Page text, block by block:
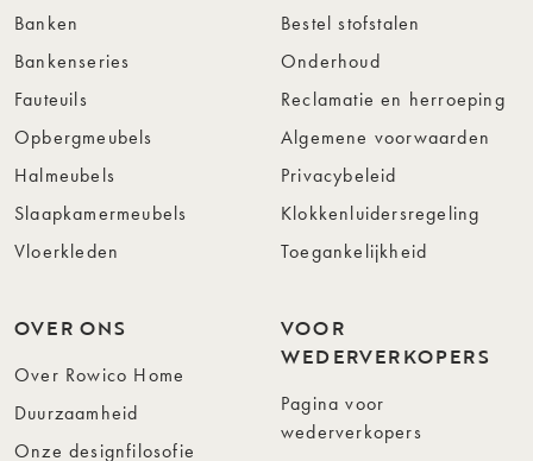
Banken
Bankenseries
Fauteuils
Opbergmeubels
Halmeubels
Slaapkamermeubels
Vloerkleden
Bestel stofstalen
Onderhoud
Reclamatie en herroeping
Algemene voorwaarden
Privacybeleid
Klokkenluidersregeling
Toegankelijkheid
OVER ONS
Over Rowico Home
Duurzaamheid
Onze designfilosofie
VOOR
WEDERVERKOPERS
Pagina voor
wederverkopers